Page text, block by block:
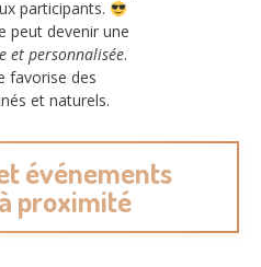
participants.
peut devenir une
et personnalisée.
favorise des
et naturels.
événements
proximité